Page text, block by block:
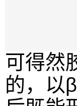
可得然
的，以